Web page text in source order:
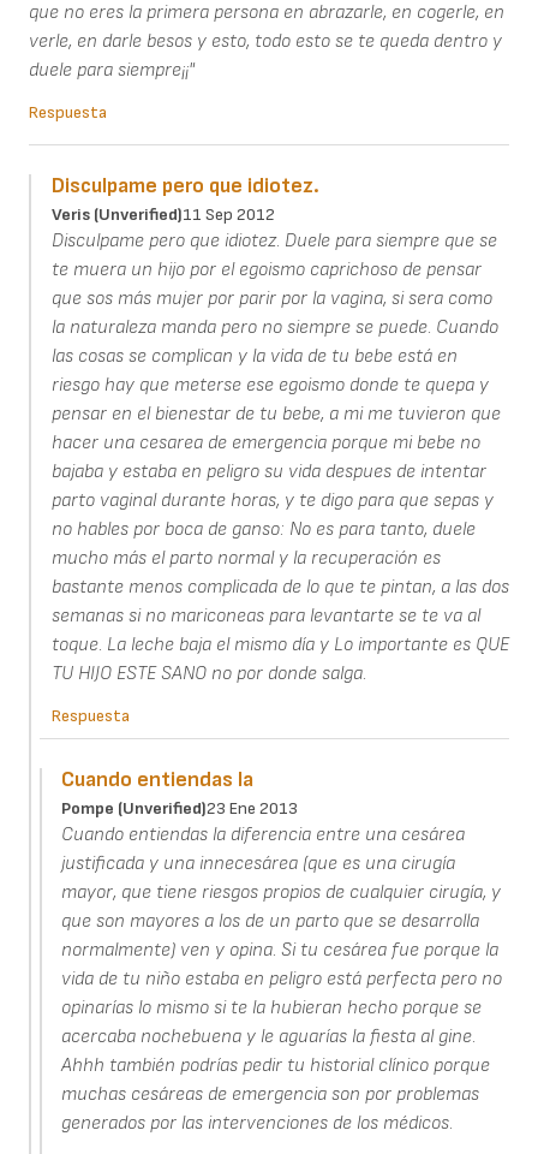
que no eres la primera persona en abrazarle, en cogerle, en
verle, en darle besos y esto, todo esto se te queda dentro y
duele para siempre¡¡"
Respuesta
Disculpame pero que idiotez.
Veris (unverified)11 Sep 2012
Disculpame pero que idiotez. Duele para siempre que se
te muera un hijo por el egoismo caprichoso de pensar
que sos más mujer por parir por la vagina, si sera como
la naturaleza manda pero no siempre se puede. Cuando
las cosas se complican y la vida de tu bebe está en
riesgo hay que meterse ese egoismo donde te quepa y
pensar en el bienestar de tu bebe, a mi me tuvieron que
hacer una cesarea de emergencia porque mi bebe no
bajaba y estaba en peligro su vida despues de intentar
parto vaginal durante horas, y te digo para que sepas y
no hables por boca de ganso: No es para tanto, duele
mucho más el parto normal y la recuperación es
bastante menos complicada de lo que te pintan, a las dos
semanas si no mariconeas para levantarte se te va al
toque. La leche baja el mismo día y Lo importante es QUE
TU HIJO ESTE SANO no por donde salga.
Respuesta
Cuando entiendas la
Pompe (unverified)23 Ene 2013
Cuando entiendas la diferencia entre una cesárea
justificada y una innecesárea (que es una cirugía
mayor, que tiene riesgos propios de cualquier cirugía, y
que son mayores a los de un parto que se desarrolla
normalmente) ven y opina. Si tu cesárea fue porque la
vida de tu niño estaba en peligro está perfecta pero no
opinarías lo mismo si te la hubieran hecho porque se
acercaba nochebuena y le aguarías la fiesta al gine.
Ahhh también podrías pedir tu historial clínico porque
muchas cesáreas de emergencia son por problemas
generados por las intervenciones de los médicos.